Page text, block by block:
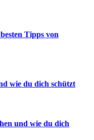
Tipps von
wie du dich schützt
und wie du dich